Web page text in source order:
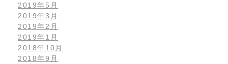
2019年5月
2019年3月
2019年2月
2019年1月
2018年10月
2018年9月